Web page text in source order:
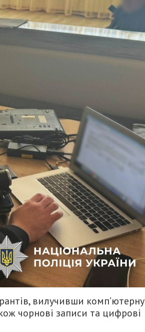
вилучивши комп’ютерну
чорнові записи та цифрові